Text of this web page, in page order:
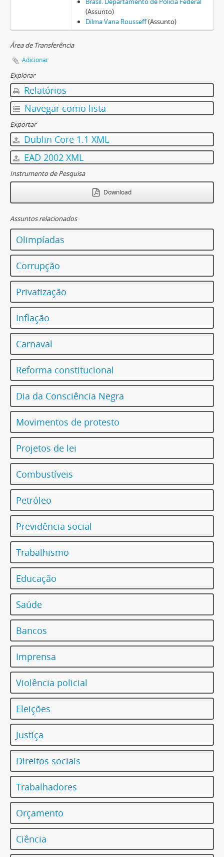
(Assunto)
Dilma Vana Rousseff(Assunto)
Área de Transferência
Adicionar
Explorar
Relatórios
Navegar como lista
Exportar
Dublin Core 1.1 XML
EAD 2002 XML
Instrumento de Pesquisa
Download
Assuntos relacionados
Olimpíadas
Corrupção
Privatização
Inflação
Carnaval
Reforma constitucional
Dia da Consciência Negra
Movimentos de protesto
Projetos de lei
Combustíveis
Petróleo
Previdência social
Trabalhismo
Educação
Saúde
Bancos
Imprensa
Violência policial
Eleições
Justiça
Direitos sociais
Trabalhadores
Orçamento
Ciência